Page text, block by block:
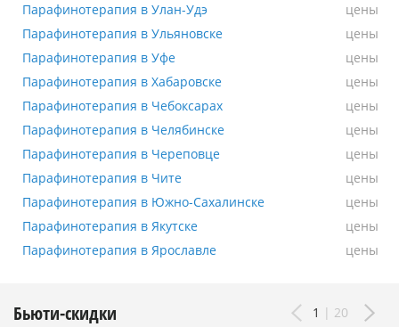
Парафинотерапия в Улан-Удэ
Парафинотерапия в Улан-Удэ цены
Парафинотерапия в Ульяновске
Парафинотерапия в Ульяновске цены
Парафинотерапия в Уфе
Парафинотерапия в Уфе цены
Парафинотерапия в Хабаровске
Парафинотерапия в Хабаровске цены
Парафинотерапия в Чебоксарах
Парафинотерапия в Чебоксарах цены
Парафинотерапия в Челябинске
Парафинотерапия в Челябинске цены
Парафинотерапия в Череповце
Парафинотерапия в Череповце цены
Парафинотерапия в Чите
Парафинотерапия в Чите цены
Парафинотерапия в Южно-Сахалинске
Парафинотерапия в Южно-Сахалинске цены
Парафинотерапия в Якутске
Парафинотерапия в Якутске цены
Парафинотерапия в Ярославле
Парафинотерапия в Ярославле цены
Бьюти-скидки 1 | 20